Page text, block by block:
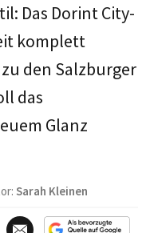
Das Dorint City-
komplett
den Salzburger
das
Glanz
Sarah Kleinen